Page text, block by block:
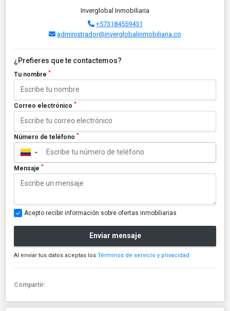
Inverglobal Inmobiliaria
+573184559431
administrador@inverglobalinmobiliaria.co
¿Prefieres que te contactemos?
Tu nombre *
Correo electrónico *
Número de teléfono *
▼
Mensaje *
Acepto recibir información sobre ofertas inmobiliarias
Enviar mensaje
Al enviar tus datos aceptas los Términos de servicio y privacidad
Compartir: